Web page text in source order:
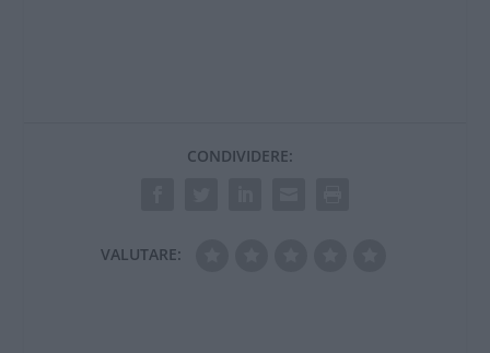
CONDIVIDERE:
VALUTARE: